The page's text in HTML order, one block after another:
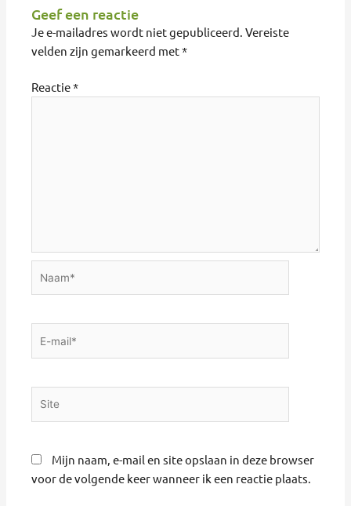
Geef een reactie
Je e-mailadres wordt niet gepubliceerd. Vereiste
velden zijn gemarkeerd met*
Reactie*
Mijn naam, e-mail en site opslaan in deze browser
voor de volgende keer wanneer ik een reactie plaats.